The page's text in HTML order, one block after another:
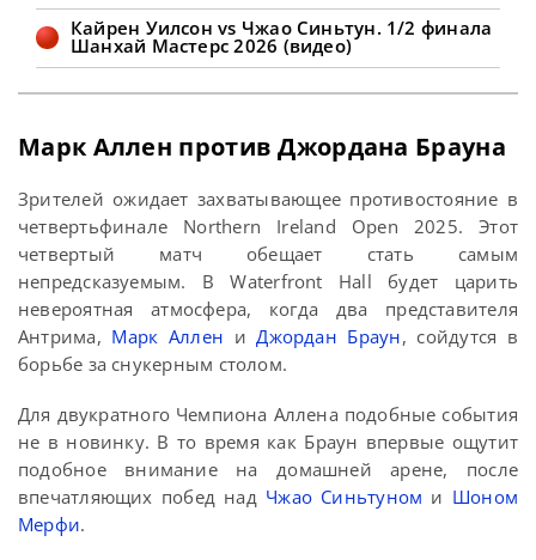
Кайрен Уилсон vs Чжао Синьтун. 1/2 финала
Шанхай Мастерс 2026 (видео)
Марк Аллен против Джордана Брауна
Зрителей ожидает захватывающее противостояние в
четвертьфинале Northern Ireland Open 2025. Этот
четвертый матч обещает стать самым
непредсказуемым. В Waterfront Hall будет царить
невероятная атмосфера, когда два представителя
Антрима, Марк Аллен иДжордан Браун, сойдутся в
борьбе за снукерным столом.
Для двукратного Чемпиона Аллена подобные события
не в новинку. В то время как Браун впервые ощутит
подобное внимание на домашней арене, после
впечатляющих побед над Чжао Синьтуном и Шоном
Мерфи.